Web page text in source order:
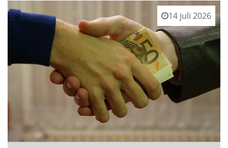
14 juli 2026